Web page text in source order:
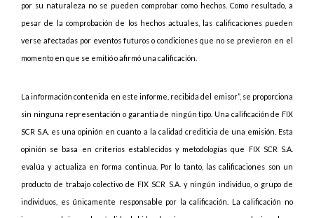
por su naturaleza no se pueden comprobar como hechos. Como resultado, a
pesar de la comprobación de los hechos actuales, las calificaciones pueden
verse afectadas por eventos futuros o condiciones que no se previeron en el
momento en que se emitió o afirmó una calificación.
La información contenida en este informe, recibida del emisor”, se proporciona
sin ninguna representación o garantía de ningún tipo. Una calificación de FIX
SCR S.A. es una opinión en cuanto a la calidad crediticia de una emisión. Esta
opinión se basa en criterios establecidos y metodologías que FIX SCR S.A.
evalúa y actualiza en forma continua. Por lo tanto, las calificaciones son un
producto de trabajo colectivo de FIX SCR S.A. y ningún individuo, o grupo de
individuos, es únicamente responsable por la calificación. La calificación no